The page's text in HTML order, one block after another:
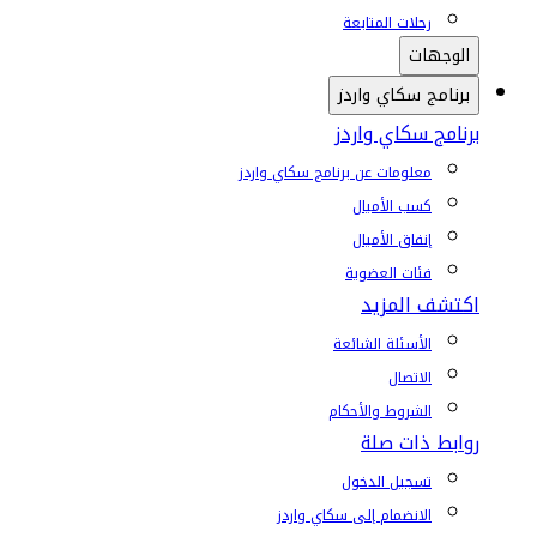
رحلات المتابعة
الوجهات
برنامج سكاي واردز
برنامج سكاي واردز
معلومات عن برنامج سكاي واردز
كسب الأميال
إنفاق الأميال
فئات العضوية
اكتشف المزيد
الأسئلة الشائعة
الاتصال
الشروط والأحكام
روابط ذات صلة
تسجيل الدخول
الانضمام إلى سكاي واردز